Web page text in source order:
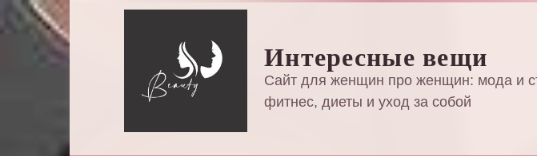
Перейти
к
контенту
Интересные вещи
Сайт для женщин про женщин: мода и
фитнес, диеты и уход за собой